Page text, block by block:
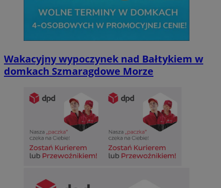
Wakacyjny wypoczynek nad Bałtykiem w
domkach Szmaragdowe Morze